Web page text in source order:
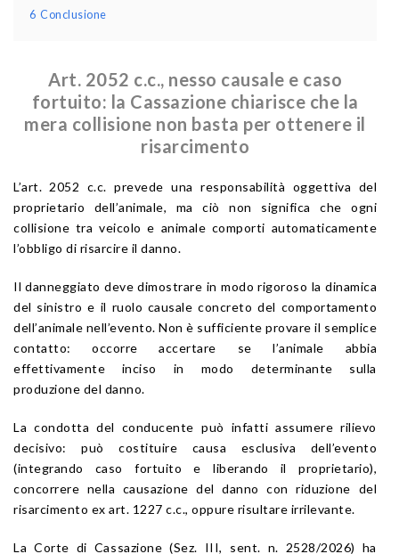
6 Conclusione
Art. 2052 c.c., nesso causale e caso
fortuito: la Cassazione chiarisce che la
mera collisione non basta per ottenere il
risarcimento
L’art. 2052 c.c. prevede una responsabilità oggettiva del
proprietario dell’animale, ma ciò non significa che ogni
collisione tra veicolo e animale comporti automaticamente
l’obbligo di risarcire il danno.
Il danneggiato deve dimostrare in modo rigoroso la dinamica
del sinistro e il ruolo causale concreto del comportamento
dell’animale nell’evento. Non è sufficiente provare il semplice
contatto: occorre accertare se l’animale abbia
effettivamente inciso in modo determinante sulla
produzione del danno.
La condotta del conducente può infatti assumere rilievo
decisivo: può costituire causa esclusiva dell’evento
(integrando caso fortuito e liberando il proprietario),
concorrere nella causazione del danno con riduzione del
risarcimento ex art. 1227 c.c., oppure risultare irrilevante.
La Corte di Cassazione (Sez. III, sent. n. 2528/2026) ha